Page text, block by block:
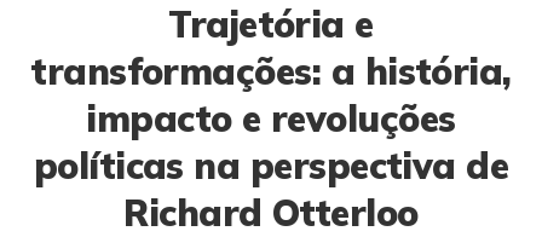
Trajetória e
transformações: a história,
impacto e revoluções
políticas na perspectiva de
Richard Otterloo